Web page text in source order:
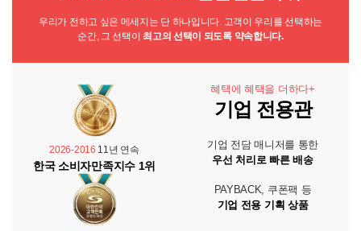
우리가 전하고 싶은 메세지는 단 하나입니다. 고객이 우리를 선택하는
순간, 그 선택이 최고의 선택이 되도록 약속합니다.
2026-2016 11년 연속
한국 소비자만족지수 1위
혜택에 혜택을 더하다+
기업 전용관
기업 전담 매니저를 통한
우선 처리로 빠른 배송
PAYBACK, 쿠폰팩 등
기업 전용 기획 상품